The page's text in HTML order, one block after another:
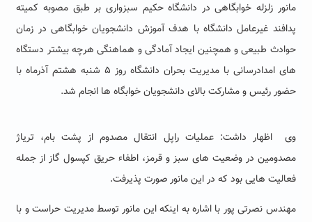
مانور زلزله خوابگاهی در دانشگاه حکیم سبزواری بر طبق مصوبه کمیته
پدافند غیرعامل دانشگاه با هدف آموزش دانشجویان خوابگاهی در زمان
حوادث طبیعی و همچنین ایجاد آمادگی و هماهنگی هرچه بیشتر دستگاه
های امدادرسانی با مدیریت بحران دانشگاه روز ۵ شنبه هشتم آذرماه با
حضور رئیس و مشارکت بالای دانشجویان خوابگاه ها انجام شد.
وی اظهار داشت: عملیات راپل انتقال مصدوم از پشت بام، تریاژ
مصدومین در وضعیت های سبز و قرمز، اطفاء حریق کپسول گاز از جمله
فعالیت هایی بود که در این مانور صورت پذیرفت.
مهندس نصرتی پور با اشاره به اینکه این مانور توسط مدیریت حراست و با